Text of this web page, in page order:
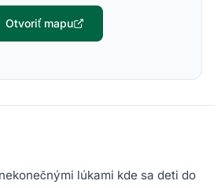
Otvoriť mapu
lúkami kde sa deti do